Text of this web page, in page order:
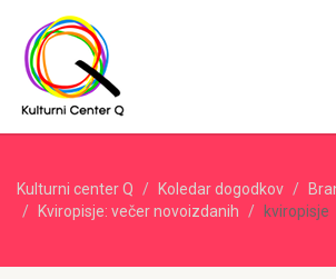
Kulturni center Q Koledar dogodkov
Kviropisje: večer novoizdanih
kviropisje